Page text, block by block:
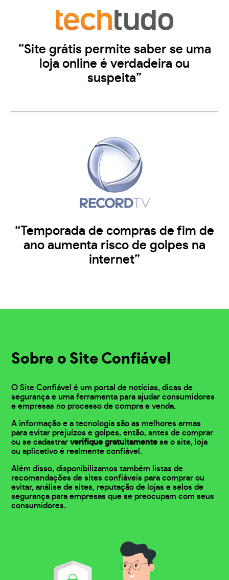
”Site grátis permite saber se uma
loja online é verdadeira ou
suspeita”
“Temporada de compras de fim de
ano aumenta risco de golpes na
internet”
Sobre o Site Confiável
O Site Confiável é um portal de notícias, dicas de
segurança e uma ferramenta para ajudar consumidores
e empresas no processo de compra e venda.
A informação e a tecnologia são as melhores armas
para evitar prejuízos e golpes, então, antes de comprar
ou se cadastrarverifique gratuitamente se o site, loja
ou aplicativo é realmente confiável.
Além disso, disponibilizamos também listas de
recomendações de sites confiáveis para comprar ou
evitar, análise de sites, reputação de lojas e selos de
segurança para empresas que se preocupam com seus
consumidores.